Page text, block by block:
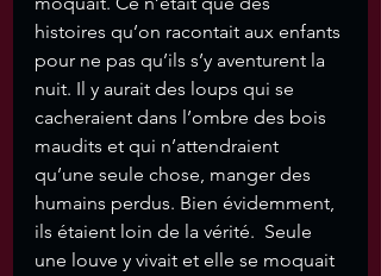
histoires qu’on racontait aux enfants
pour ne pas qu’ils s’y aventurent la
nuit. Il y aurait des loups qui se
cacheraient dans l’ombre des bois
maudits et qui n’attendraient
qu’une seule chose, manger des
humains perdus. Bien évidemment,
ils étaient loin de la vérité.  Seule
une louve y vivait et elle se moquait